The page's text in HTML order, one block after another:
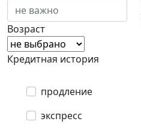
Возраст
Кредитная история
продление
экспресс